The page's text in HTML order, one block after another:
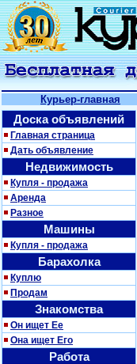
Курьер-главная
Доска объявлений
Главная страница
Дать объявление
Недвижимость
Купля - продажа
Аренда
Разное
Машины
Купля - продажа
Барахолка
Куплю
Продам
Знакомства
Он ищет Ее
Она ищет Его
Работа